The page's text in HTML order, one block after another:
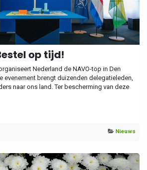
op tijd!
Nederland de NAVO-top in Den
evenement brengt duizenden delegatieleden,
naar ons land. Ter bescherming van deze
Nieuws